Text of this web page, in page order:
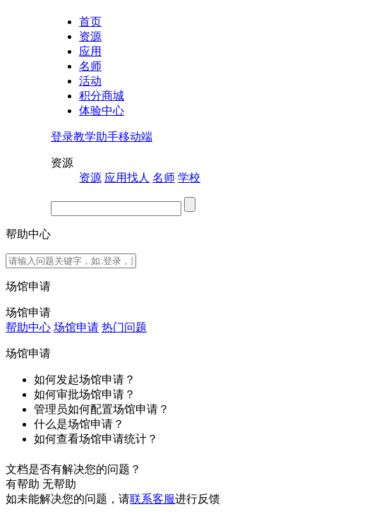
首页
资源
应用
名师
活动
积分商城
体验中心
登录教学助手移动端
资源
资源 应用找人 名师 学校
帮助中心
场馆申请
场馆申请
帮助中心 场馆申请 热门问题
场馆申请
如何发起场馆申请？
如何审批场馆申请？
管理员如何配置场馆申请？
什么是场馆申请？
如何查看场馆申请统计？
文档是否有解决您的问题？
有帮助 无帮助
如未能解决您的问题，请联系客服进行反馈